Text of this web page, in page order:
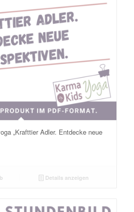
„Krafttier Adler. Entdecke neue
Details anzeigen